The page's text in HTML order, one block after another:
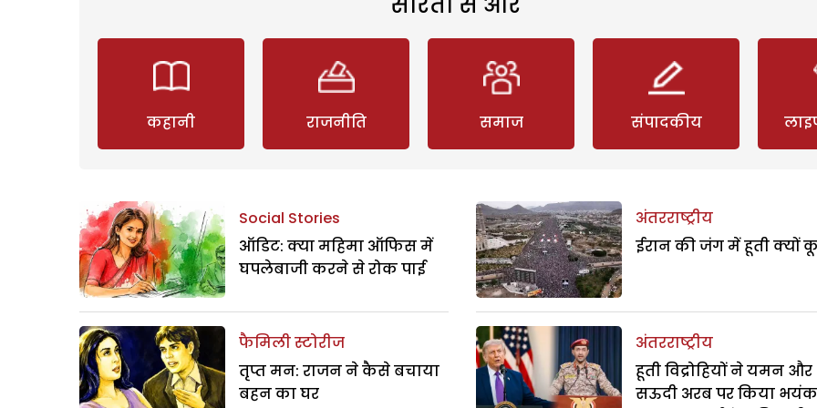
कहानी राजनीति समाज संपादकीय
Social Stories
ऑडिट: क्या महिमा ऑफिस में
घपलेबाजी करने से रोक पाई
फैमिली स्टोरीज
तृप्त मन: राजन ने कैसे बचाया
बहन का घर
अंतरराष्ट्रीय
ईरान की जंग में हूती क्यों
अंतरराष्ट्रीय
हूती विद्रोहियों ने यमन और
सऊदी अरब पर किया